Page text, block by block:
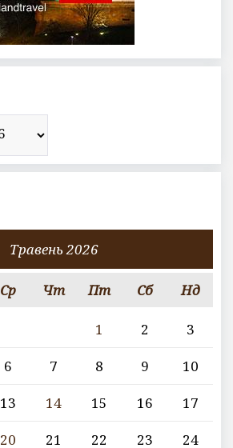
Травень 2026
Ср Чт Пт Сб Нд
1 2
3
6 7 8 9
10
13 14 15 16
17
20 21 22 23
24